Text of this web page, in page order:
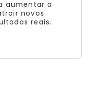
aumentar a
novos
reais.